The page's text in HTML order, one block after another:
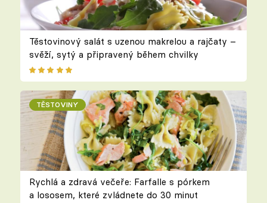
Těstovinový salát s uzenou makrelou a rajčaty –
svěží, sytý a připravený během chvilky
TĚSTOVINY
Rychlá a zdravá večeře: Farfalle s pórkem
a lososem, které zvládnete do 30 minut